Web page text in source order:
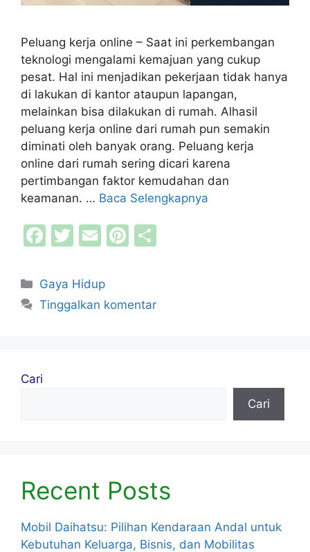
Peluang kerja online – Saat ini perkembangan
teknologi mengalami kemajuan yang cukup
pesat. Hal ini menjadikan pekerjaan tidak hanya
di lakukan di kantor ataupun lapangan,
melainkan bisa dilakukan di rumah. Alhasil
peluang kerja online dari rumah pun semakin
diminati oleh banyak orang. Peluang kerja
online dari rumah sering dicari karena
pertimbangan faktor kemudahan dan
keamanan. … Baca Selengkapnya
F
c
e
T
itt
er
E
ai
l
Pi
e
Kategori
Gaya Hidup
Tinggalkan komentar
Cari
Cari
Recent Posts
Mobil Daihatsu: Pilihan Kendaraan Andal untuk
Kebutuhan Keluarga, Bisnis, dan Mobilitas